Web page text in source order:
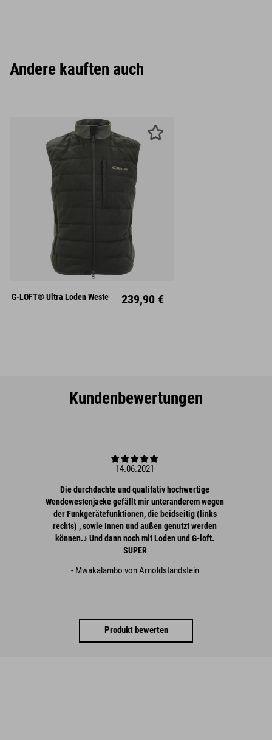
Andere kauften auch
L
XL XXL XXXL
G-LOFT® Ultra Loden Weste 239,90 €
Kundenbewertungen
14.06.2021
Die durchdachte und qualitativ hochwertige
Wendewestenjacke gefällt mir unteranderem wegen
der Funkgerätefunktionen, die beidseitig (links
rechts) , sowie Innen und außen genutzt werden
können.♪ Und dann noch mit Loden und G-loft.
SUPER
- Mwakalambo von Arnoldstandstein
Produkt bewerten